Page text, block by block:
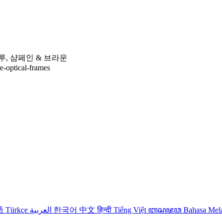
, 샴페인 & 브라운
optical-frames
Türkçe 한국어 中文हिन्दी Tiếng Việt ꦧꦱꦗꦮ Bahasa